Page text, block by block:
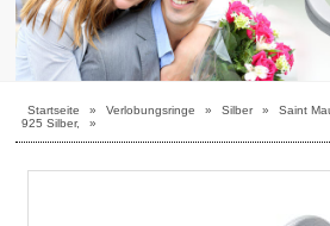
Startseite » Verlobungsringe » Silber »
Saint
925 Silber,
»